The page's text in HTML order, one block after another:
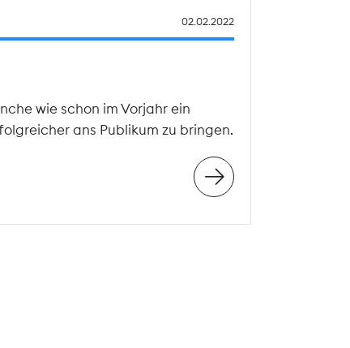
02.02.2022
wie schon im Vorjahr ein
ans Publikum zu bringen.